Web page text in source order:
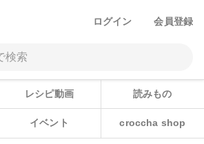
ログイン 会員登録
レシピ動画 読みもの
イベント croccha shop